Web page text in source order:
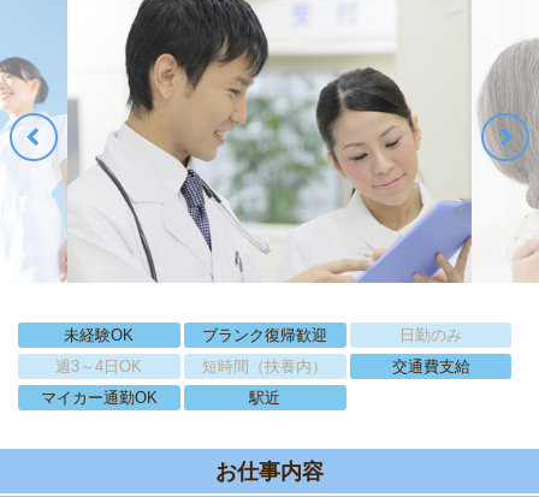
未経験OK ブランク復帰歓迎
日勤のみ
週3～4日OK
短時間（扶養内）
交通費支給
マイカー通勤OK
駅近
お仕事内容